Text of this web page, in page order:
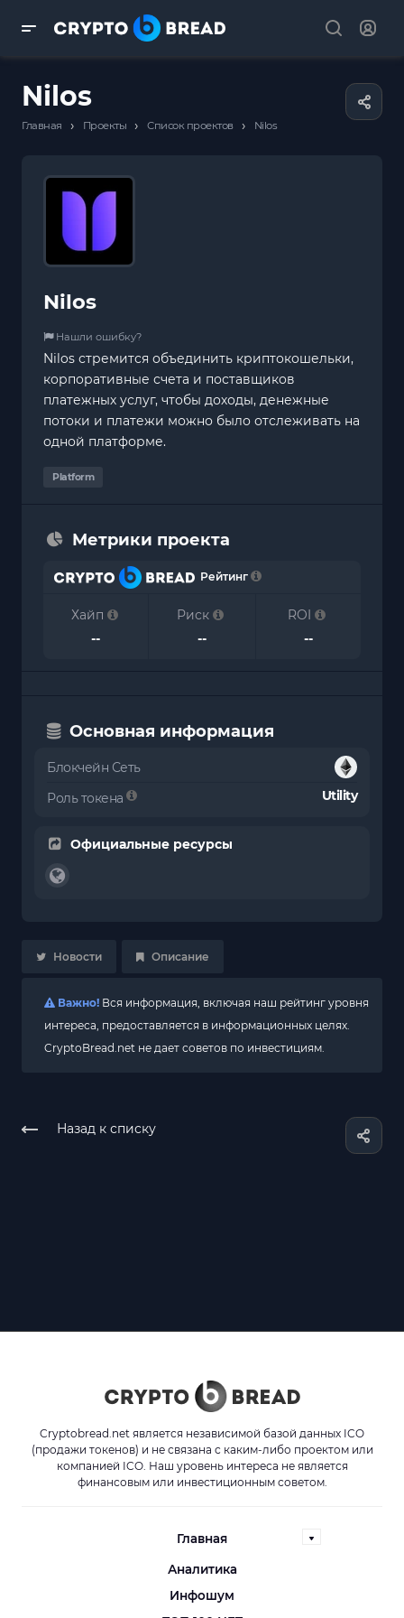
Nilos
Главная › Проекты › Список проектов › Nilos
Nilos
Нашли ошибку?
Nilos стремится объединить криптокошельки,
корпоративные счета и поставщиков
платежных услуг, чтобы доходы, денежные
потоки и платежи можно было отслеживать на
одной платформе.
Platform
Метрики проекта
Рейтинг
Хайп
--
Риск
--
ROI
--
Основная информация
Блокчейн Сеть
Роль токена
Utility
Официальные ресурсы
Новости Описание
Важно! Вся информация, включая наш рейтинг уровня
интереса, предоставляется в информационных целях.
CryptoBread.net не дает советов по инвестициям.
Назад к списку
Cryptobread.net является независимой базой данных ICO
(продажи токенов) и не связана с каким-либо проектом или
компанией ICO. Наш уровень интереса не является
финансовым или инвестиционным советом.
Главная
Аналитика
Инфошум